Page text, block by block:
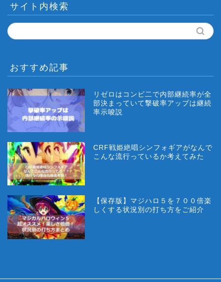
サイト内検索
おすすめ記事
リゼロはコンビ二で内部継続率が全
部決まっていて撃破率アップは継続
率示唆説
CRF戦姫絶唱シンフォギアがなんで
こんな流行っているか考えてみた
【保存版】マジハロ５を７００倍楽
しくする状況別の打ち方をご紹介